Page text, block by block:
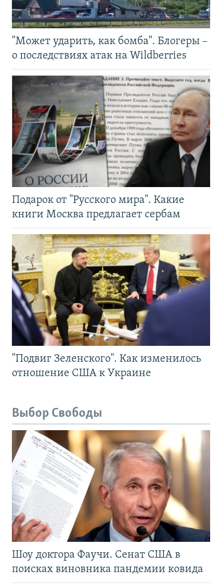
"Может ударить, как бомба". Блогеры –
о последствиях атак на Wildberries
Подарок от "Русского мира". Какие
книги Москва предлагает сербам
"Подвиг Зеленского". Как изменилось
отношение США к Украине
Выбор Свободы
Шоу доктора Фаучи. Сенат США в
поисках виновника пандемии ковида